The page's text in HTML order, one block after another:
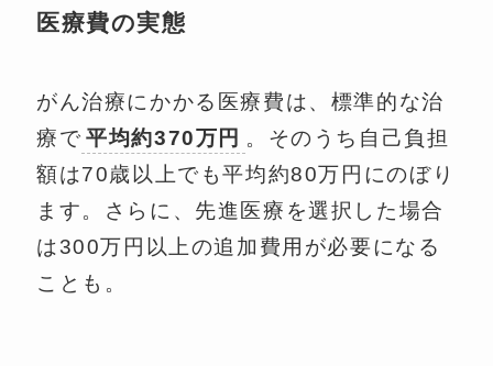
医療費の実態
がん治療にかかる医療費は、標準的な治
療で 平均約370万円 。そのうち自己負担
額は70歳以上でも平均約80万円にのぼり
ます。さらに、先進医療を選択した場合
は300万円以上の追加費用が必要になる
ことも。